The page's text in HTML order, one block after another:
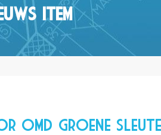
ITEM
OMD Groene